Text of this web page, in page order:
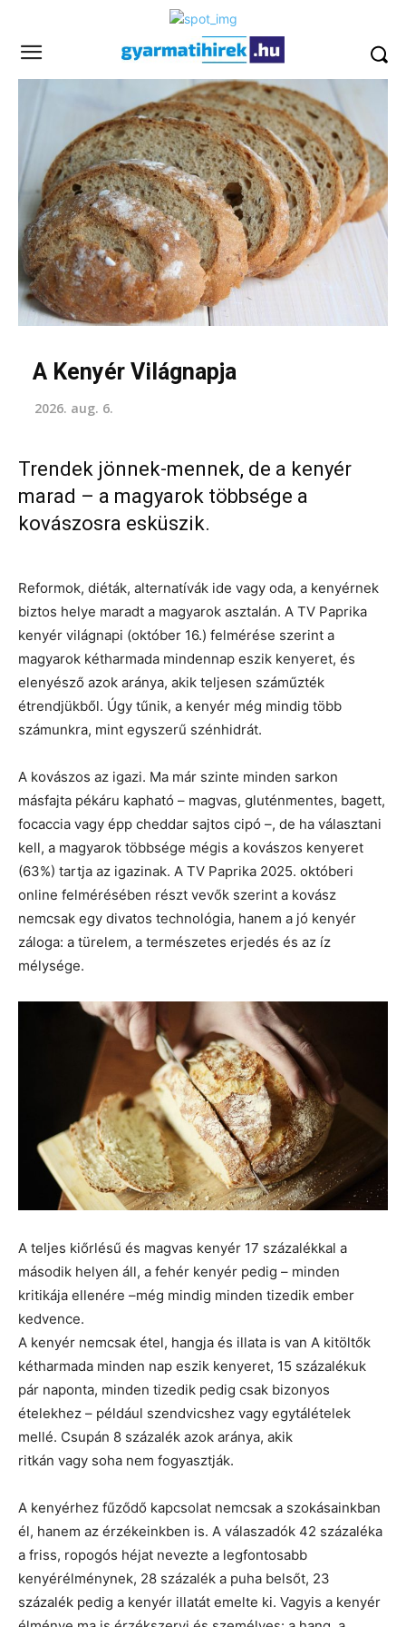
A Kenyér Világnapja
2026. aug. 6.
Trendek jönnek-mennek, de a kenyér
marad – a magyarok többsége a
kovászosra esküszik.
Reformok, diéták, alternatívák ide vagy oda, a kenyérnek
biztos helye maradt a magyarok asztalán. A TV Paprika
kenyér világnapi (október 16.) felmérése szerint a
magyarok kétharmada mindennap eszik kenyeret, és
elenyésző azok aránya, akik teljesen száműzték
étrendjükből. Úgy tűnik, a kenyér még mindig több
számunkra, mint egyszerű szénhidrát.
A kovászos az igazi. Ma már szinte minden sarkon
másfajta pékáru kapható – magvas, gluténmentes, bagett,
focaccia vagy épp cheddar sajtos cipó –, de ha választani
kell, a magyarok többsége mégis a kovászos kenyeret
(63%) tartja az igazinak. A TV Paprika 2025. októberi
online felmérésében részt vevők szerint a kovász
nemcsak egy divatos technológia, hanem a jó kenyér
záloga: a türelem, a természetes erjedés és az íz
mélysége.
A teljes kiőrlésű és magvas kenyér 17 százalékkal a
második helyen áll, a fehér kenyér pedig – minden
kritikája ellenére –még mindig minden tizedik ember
kedvence.
A kenyér nemcsak étel, hangja és illata is van A kitöltők
kétharmada minden nap eszik kenyeret, 15 százalékuk
pár naponta, minden tizedik pedig csak bizonyos
ételekhez – például szendvicshez vagy egytálételek
mellé. Csupán 8 százalék azok aránya, akik
ritkán vagy soha nem fogyasztják.
A kenyérhez fűződő kapcsolat nemcsak a szokásainkban
él, hanem az érzékeinkben is. A válaszadók 42 százaléka
a friss, ropogós héjat nevezte a legfontosabb
kenyérélménynek, 28 százalék a puha belsőt, 23
százalék pedig a kenyér illatát emelte ki. Vagyis a kenyér